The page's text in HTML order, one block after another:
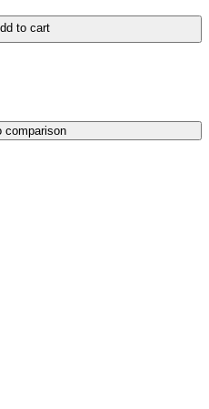
to cart
comparison